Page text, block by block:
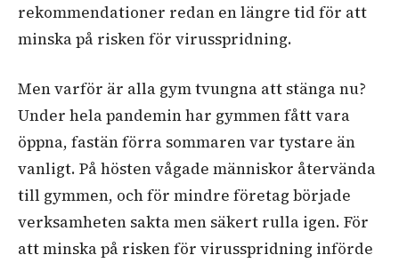
rekommendationer redan en längre tid för att
minska på risken för virusspridning.
Men varför är alla gym tvungna att stänga nu?
Under hela pandemin har gymmen fått vara
öppna, fastän förra sommaren var tystare än
vanligt. På hösten vågade människor återvända
till gymmen, och för mindre företag började
verksamheten sakta men säkert rulla igen. För
att minska på risken för virusspridning införde